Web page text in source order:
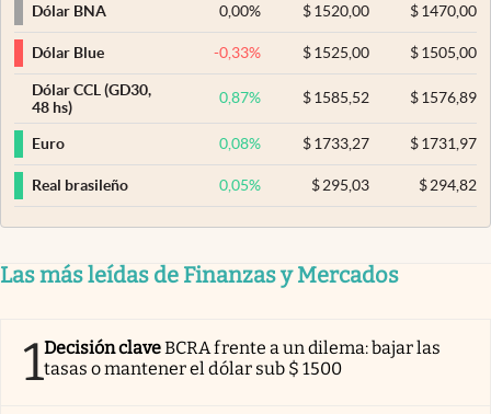
Dólar BNA
0,00% $ 1520,00 $1470,00
Dólar Blue -0,33% $ 1525,00 $1505,00
Dólar CCL (GD30,
48 hs)
0,87% $ 1585,52 $1576,89
Euro 0,08% $ 1733,27 $1731,97
Real brasileño 0,05% $ 295,03 $294,82
Las más leídas de Finanzas y Mercados
1Decisión claveBCRA frente a un dilema: bajar las
tasas o mantener el dólar sub $ 1500